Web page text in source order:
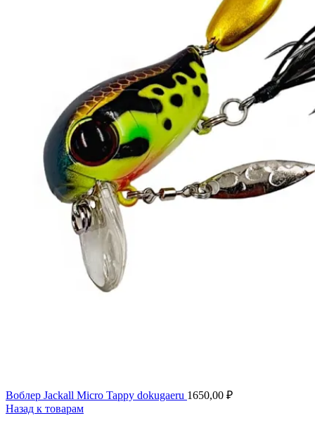
Воблер Jackall Micro Tappy dokugaeru 1650,00 ₽
Назад к товарам